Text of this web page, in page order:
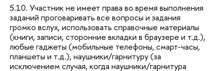
5.10. Участник не имеет права во время выполнения
заданий проговаривать все вопросы и задания
громко вслух, использовать справочные материалы
(книги, записи, сторонние вкладки в браузере и т.д.),
любые гаджеты (мобильные телефоны, смарт-часы,
планшеты и т.д.), наушники/гарнитуру (за
исключением случая, когда наушники/гарнитура